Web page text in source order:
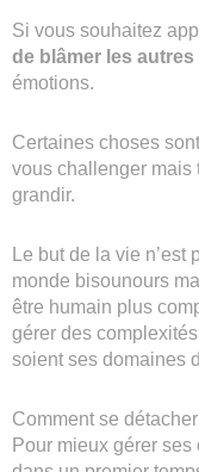
Si vous souhaitez
de blâmer les autres
émotions.
Certaines choses
vous challenger mais
grandir.
Le but de la vie n’est
monde bisounours
être humain plus
gérer des
soient ses domaines
Comment se
Pour mieux gérer ses